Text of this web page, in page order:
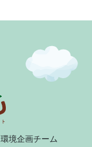
境企画チーム